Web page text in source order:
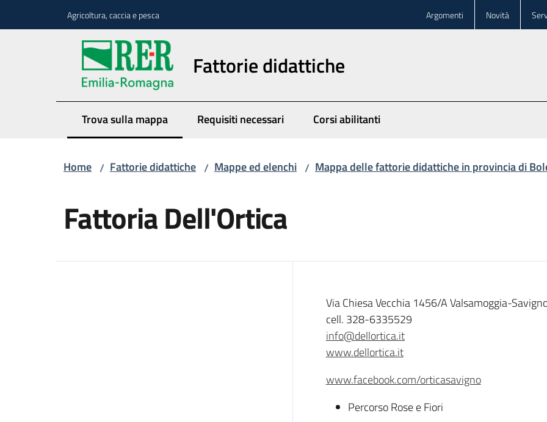
Agricoltura, caccia e pesca Argomenti Novità
Fattorie didattiche
Trova sulla mappa
Menu selezionato Requisiti necessari Corsi abilitanti
Home / Fattorie didattiche / Mappe ed elenchi / Mappa delle fattorie didattiche in provincia di
Fattoria Dell'Ortica
Descrizione
Via Chiesa Vecchia 1456/A Valsamoggia-
cell. 328-6335529
info@dellortica.it
www.dellortica.it
www.facebook.com/orticasavigno
Percorso Rose e Fiori